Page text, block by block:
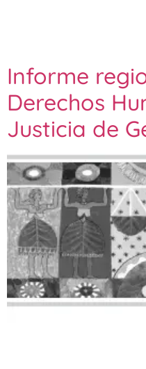
Informe
Derechos
Justicia de